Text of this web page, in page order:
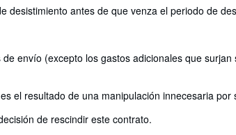
desistimiento antes de que venza el periodo de
envío (excepto los gastos adicionales que
el resultado de una manipulación innecesaria por
de rescindir este contrato.